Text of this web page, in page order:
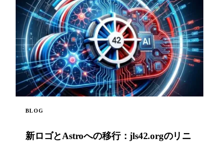
BLOG
新ロゴとAstroへの移行：jls42.orgのリニ